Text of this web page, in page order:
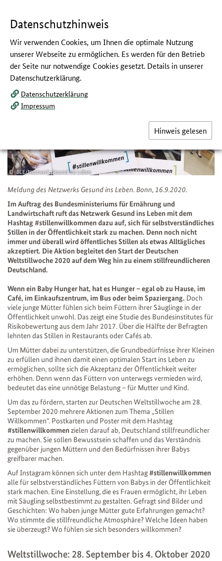
und
Service
Stillen willkommen
Aktionen des Netzwerks Gesund ins Leben
BLE/Netzwerk Gesund ins Leben
Meldung des Netzwerks Gesund ins Leben. Bonn, 16.9.2020.
Im Auftrag des Bundesministeriums für Ernährung und
Landwirtschaft ruft das Netzwerk Gesund ins Leben mit dem
Hashtag #stillenwillkommen dazu auf, sich für selbstverständliches
Stillen in der Öffentlichkeit stark zu machen. Denn noch nicht
immer und überall wird öffentliches Stillen als etwas Alltägliches
akzeptiert. Die Aktion begleitet den Start der Deutschen
Weltstillwoche 2020 auf dem Weg hin zu einem stillfreundlicheren
Deutschland.
Wenn ein Baby Hunger hat, hat es Hunger – egal ob zu Hause, im
Café, im Einkaufszentrum, im Bus oder beim Spaziergang. Doch
viele junge Mütter fühlen sich beim Füttern ihrer Säuglinge in der
Öffentlichkeit unwohl. Das zeigt eine Studie des Bundesinstitutes für
Risikobewertung aus dem Jahr 2017. Über die Hälfte der Befragten
lehnten das Stillen in Restaurants oder Cafés ab.
Um Mütter dabei zu unterstützen, die Grundbedürfnisse ihrer Kleinen
zu erfüllen und ihnen damit einen optimalen Start ins Leben zu
ermöglichen, sollte sich die Akzeptanz der Öffentlichkeit weiter
erhöhen. Denn wenn das Füttern von unterwegs vermieden wird,
bedeutet das eine unnötige Belastung – für Mutter und Kind.
Um das zu fördern, starten zur Deutschen Weltstillwoche am 28.
September 2020 mehrere Aktionen zum Thema „Stillen
Willkommen“. Postkarten und Poster mit dem Hashtag
#stillenwillkommenzielen darauf ab, Deutschland stillfreundlicher
zu machen. Sie sollen Bewusstsein schaffen und das Verständnis
gegenüber jungen Müttern und den Bedürfnissen ihrer Babys
greifbarer machen.
Auf Instagram können sich unter dem Hashtag#stillenwillkommen
alle für selbstverständliches Füttern von Babys in der Öffentlichkeit
stark machen. Eine Einstellung, die es Frauen ermöglicht, ihr Leben
mit Säugling selbstbestimmt zu gestalten. Gefragt sind Bilder und
Geschichten: Wo haben junge Mütter gute Erfahrungen gemacht?
Wo stimmte die stillfreundliche Atmosphäre? Welche Ideen haben
sie überzeugt? Wo fühlen sie sich besonders willkommen?
Weltstillwoche: 28. September bis 4. Oktober 2020
Datenschutzhinweis
Wir verwenden Cookies, um Ihnen die optimale Nutzung
unserer Webseite zu ermöglichen. Es werden für den Betrieb
der Seite nur notwendige Cookies gesetzt. Details in unserer
Datenschutzerklärung.
Datenschutzerklärung
Impressum
Hinweis gelesen